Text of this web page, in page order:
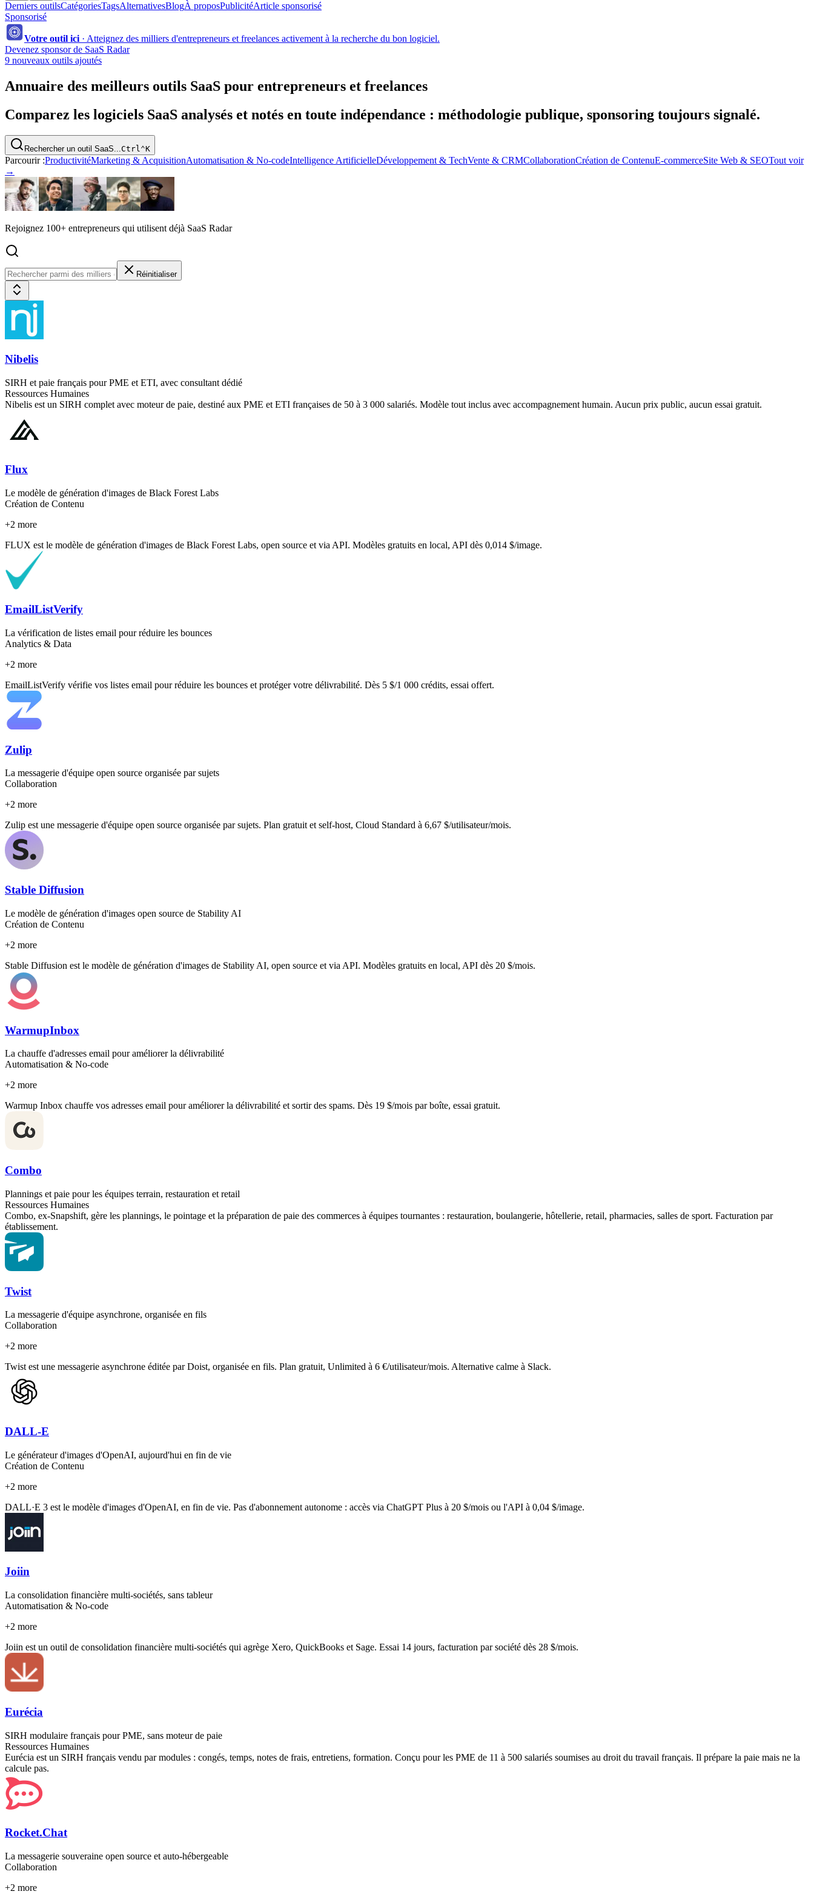
Derniers outilsCatégoriesTagsAlternativesBlogÀ proposPublicitéArticle sponsorisé
Sponsorisé
Votre outil ici · Atteignez des milliers d'entrepreneurs et freelances activement à la recherche du bon logiciel.
Devenez sponsor de SaaS Radar
9 nouveaux outils ajoutés
Annuaire des meilleurs outils SaaS pour entrepreneurs et freelances
Comparez les logiciels SaaS analysés et notés en toute indépendance : méthodologie publique, sponsoring toujours signalé.
Rechercher un outil SaaS... Ctrl ⌃K
Parcourir :ProductivitéMarketing & AcquisitionAutomatisation & No-codeIntelligence ArtificielleDéveloppement & TechVente & CRMCollaborationCréation de ContenuE-commerceSite Web & SEOTout voir
→
Rejoignez 100+ entrepreneurs qui utilisent déjà SaaS Radar
Réinitialiser
Nibelis
SIRH et paie français pour PME et ETI, avec consultant dédié
Ressources Humaines
Nibelis est un SIRH complet avec moteur de paie, destiné aux PME et ETI françaises de 50 à 3 000 salariés. Modèle tout inclus avec accompagnement humain. Aucun prix public, aucun essai gratuit.
Flux
Le modèle de génération d'images de Black Forest Labs
Création de Contenu
+2 more
FLUX est le modèle de génération d'images de Black Forest Labs, open source et via API. Modèles gratuits en local, API dès 0,014 $/image.
EmailListVerify
La vérification de listes email pour réduire les bounces
Analytics & Data
+2 more
EmailListVerify vérifie vos listes email pour réduire les bounces et protéger votre délivrabilité. Dès 5 $/1 000 crédits, essai offert.
Zulip
La messagerie d'équipe open source organisée par sujets
Collaboration
+2 more
Zulip est une messagerie d'équipe open source organisée par sujets. Plan gratuit et self-host, Cloud Standard à 6,67 $/utilisateur/mois.
Stable Diffusion
Le modèle de génération d'images open source de Stability AI
Création de Contenu
+2 more
Stable Diffusion est le modèle de génération d'images de Stability AI, open source et via API. Modèles gratuits en local, API dès 20 $/mois.
WarmupInbox
La chauffe d'adresses email pour améliorer la délivrabilité
Automatisation & No-code
+2 more
Warmup Inbox chauffe vos adresses email pour améliorer la délivrabilité et sortir des spams. Dès 19 $/mois par boîte, essai gratuit.
Combo
Plannings et paie pour les équipes terrain, restauration et retail
Ressources Humaines
Combo, ex-Snapshift, gère les plannings, le pointage et la préparation de paie des commerces à équipes tournantes : restauration, boulangerie, hôtellerie, retail, pharmacies, salles de sport. Facturation par
établissement.
Twist
La messagerie d'équipe asynchrone, organisée en fils
Collaboration
+2 more
Twist est une messagerie asynchrone éditée par Doist, organisée en fils. Plan gratuit, Unlimited à 6 €/utilisateur/mois. Alternative calme à Slack.
DALL-E
Le générateur d'images d'OpenAI, aujourd'hui en fin de vie
Création de Contenu
+2 more
DALL·E 3 est le modèle d'images d'OpenAI, en fin de vie. Pas d'abonnement autonome : accès via ChatGPT Plus à 20 $/mois ou l'API à 0,04 $/image.
Joiin
La consolidation financière multi-sociétés, sans tableur
Automatisation & No-code
+2 more
Joiin est un outil de consolidation financière multi-sociétés qui agrège Xero, QuickBooks et Sage. Essai 14 jours, facturation par société dès 28 $/mois.
Eurécia
SIRH modulaire français pour PME, sans moteur de paie
Ressources Humaines
Eurécia est un SIRH français vendu par modules : congés, temps, notes de frais, entretiens, formation. Conçu pour les PME de 11 à 500 salariés soumises au droit du travail français. Il prépare la paie mais ne la
calcule pas.
Rocket.Chat
La messagerie souveraine open source et auto-hébergeable
Collaboration
+2 more